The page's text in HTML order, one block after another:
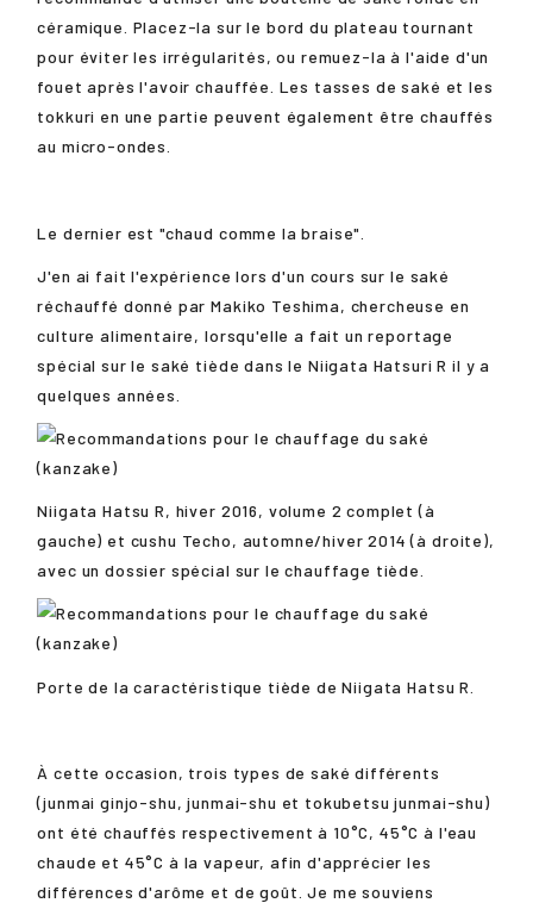
céramique. Placez-la sur le bord du plateau tournant
pour éviter les irrégularités, ou remuez-la à l'aide d'un
fouet après l'avoir chauffée. Les tasses de saké et les
tokkuri en une partie peuvent également être chauffés
au micro-ondes.
Le dernier est "chaud comme la braise".
J'en ai fait l'expérience lors d'un cours sur le saké
réchauffé donné par Makiko Teshima, chercheuse en
culture alimentaire, lorsqu'elle a fait un reportage
spécial sur le saké tiède dans le Niigata Hatsuri R il y a
quelques années.
Niigata Hatsu R, hiver 2016, volume 2 complet (à
gauche) et cushu Techo, automne/hiver 2014 (à droite),
avec un dossier spécial sur le chauffage tiède.
Porte de la caractéristique tiède de Niigata Hatsu R.
À cette occasion, trois types de saké différents
(junmai ginjo-shu, junmai-shu et tokubetsu junmai-shu)
ont été chauffés respectivement à 10°C, 45°C à l'eau
chaude et 45°C à la vapeur, afin d'apprécier les
différences d'arôme et de goût. Je me souviens